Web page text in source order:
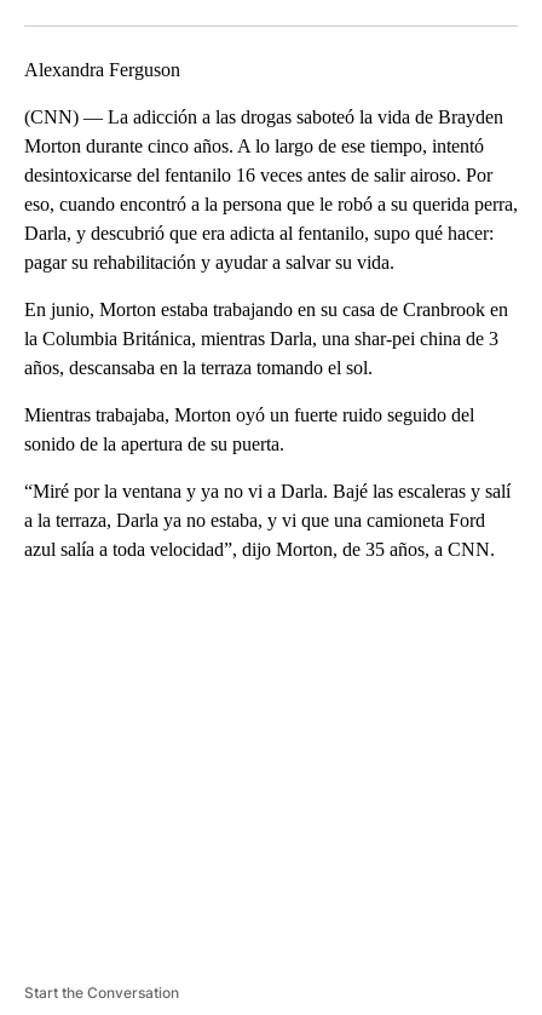
Alexandra Ferguson
(CNN) — La adicción a las drogas saboteó la vida de Brayden
Morton durante cinco años. A lo largo de ese tiempo, intentó
desintoxicarse del fentanilo 16 veces antes de salir airoso. Por
eso, cuando encontró a la persona que le robó a su querida perra,
Darla, y descubrió que era adicta al fentanilo, supo qué hacer:
pagar su rehabilitación y ayudar a salvar su vida.
En junio, Morton estaba trabajando en su casa de Cranbrook en
la Columbia Británica, mientras Darla, una shar-pei china de 3
años, descansaba en la terraza tomando el sol.
Mientras trabajaba, Morton oyó un fuerte ruido seguido del
sonido de la apertura de su puerta.
“Miré por la ventana y ya no vi a Darla. Bajé las escaleras y salí
a la terraza, Darla ya no estaba, y vi que una camioneta Ford
azul salía a toda velocidad”, dijo Morton, de 35 años, a CNN.
Start the Conversation